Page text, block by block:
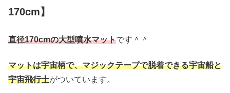
170cm】
直径170cmの大型噴水マットです＾＾
マットは宇宙柄で、マジックテープで脱着できる宇宙船と
宇宙飛行士がついています。